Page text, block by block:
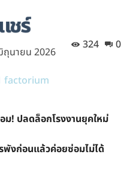
0
324
ถุนายน 2026
! ปลดล็อกโรงงานยุคใหม่
พังก่อนแล้วค่อยซ่อมไม่ได้